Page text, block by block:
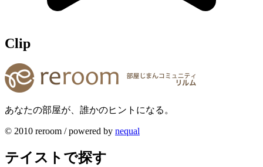
Clip
あなたの部屋が、誰かのヒントになる。
© 2010 reroom / powered by nequal
テイストで探す